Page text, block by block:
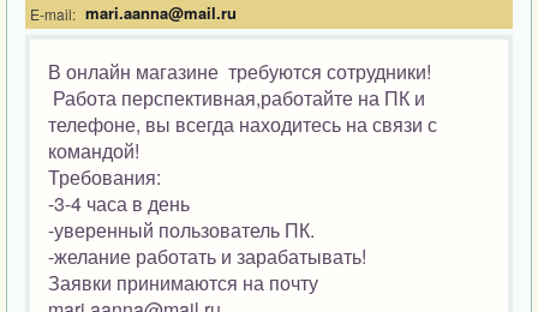
E-mail: mari.aanna@mail.ru
В онлайн магазине требуются сотрудники!
Работа перспективная,работайте на ПК и
телефоне, вы всегда находитесь на связи с
командой!
Требования:
-3-4 часа в день
-уверенный пользователь ПК.
-желание работать и зарабатывать!
Заявки принимаются на почту